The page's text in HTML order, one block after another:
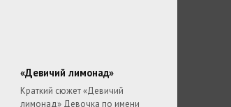
«Девичий лимонад»
Краткий сюжет «Девичий
лимонад» Девочка по имени